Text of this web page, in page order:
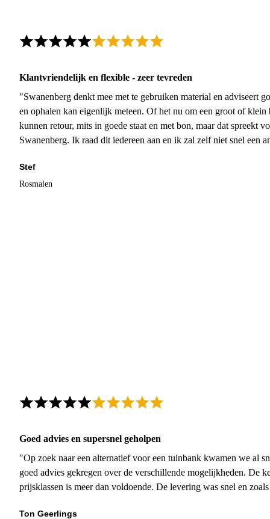
Klantvriendelijk en flexible - zeer tevreden
"Swanenberg denkt mee met te gebruiken material en adviseert
en ophalen kan eigenlijk meteen. Of het nu om een groot of
kunnen retour, mits in goede staat en met bon, maar dat spreekt
Swanenberg. Ik raad dit iedereen aan en ik zal zelf niet snel een
Stef
Rosmalen
Goed advies en supersnel geholpen
"Op zoek naar een alternatief voor een tuinbank kwamen we al
goed advies gekregen over de verschillende mogelijkheden. De
prijsklassen is meer dan voldoende. De levering was snel en
Ton Geerlings